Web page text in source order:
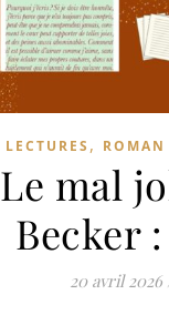
LECTURES ,
Le mal
Becker
20 avril 2026